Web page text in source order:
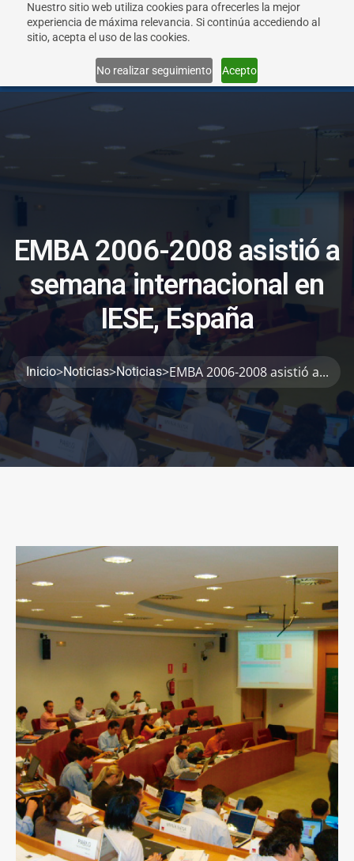
Nuestro sitio web utiliza cookies para ofrecerles la mejor
experiencia de máxima relevancia. Si continúa accediendo al
sitio, acepta el uso de las cookies.
No realizar seguimiento Acepto
EMBA 2006-2008 asistió a
semanainternacional en
IESE,España
Inicio>Noticias>Noticias>EMBA 2006-2008 asistió a...